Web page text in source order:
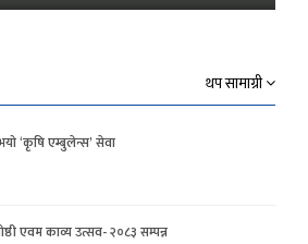
थप सामाग्री
‘कृषि एम्बुलेन्स’ सेवा
एवम काव्य उत्सव- २०८३ सम्पन्न